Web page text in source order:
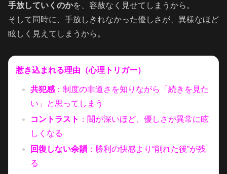
手放していくのかを、容赦なく見せてしまうから。
そして同時に、手放しきれなかった優しさが、異様なほど
眩しく見えてしまうから。
惹き込まれる理由（心理トリガー）
共犯感 ：制度の非道さを知りながら「続きを見た
い」と思ってしまう
コントラスト ：闇が深いほど、優しさが異常に眩
しくなる
回復しない余韻 ：勝利の快感より“削れた後”が残
る